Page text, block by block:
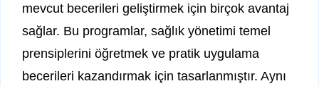
mevcut becerileri geliştirmek için birçok avantaj
sağlar. Bu programlar, sağlık yönetimi temel
prensiplerini öğretmek ve pratik uygulama
becerileri kazandırmak için tasarlanmıştır. Aynı